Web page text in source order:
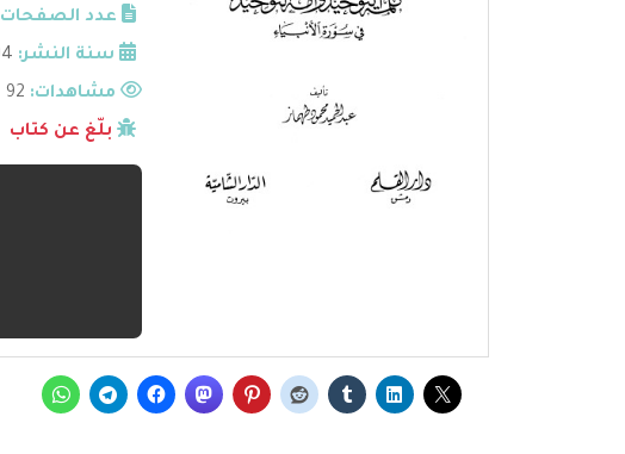
عدد
سنة النشر:
مشاهدات:
بلّغ عن كتاب